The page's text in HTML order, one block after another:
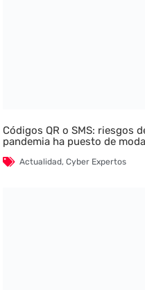
Códigos QR o SMS: riesgos
pandemia ha puesto de moda
Actualidad,Cyber Expertos